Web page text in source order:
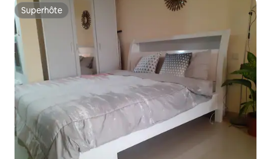
Superhôte
Superhôte